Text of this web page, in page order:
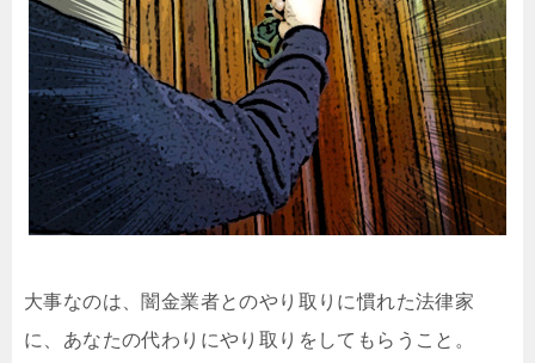
大事なのは、闇金業者とのやり取りに慣れた法律家
に、あなたの代わりにやり取りをしてもらうこと。